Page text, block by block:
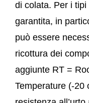
di colata. Per i tipi
garantita, in
può essere
ricottura dei
aggiunte RT =
Temperature (-20